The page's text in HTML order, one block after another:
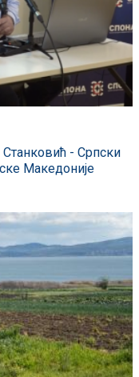
- Српски
Македоније